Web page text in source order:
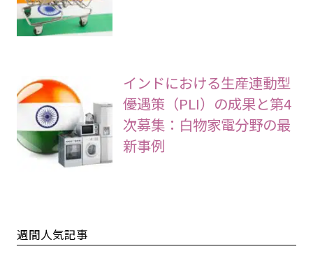
インドにおける生産連動型
優遇策（PLI）の成果と第4
次募集：白物家電分野の最
新事例
週間人気記事